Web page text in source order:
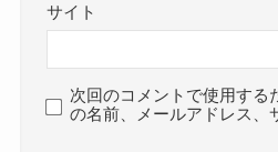
サイト
次回のコメントで使用する
の名前、メールアドレス、